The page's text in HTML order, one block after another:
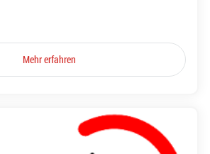
Mehr erfahren